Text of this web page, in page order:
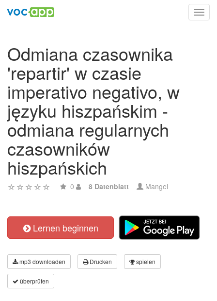
Odmiana czasownika
'repartir' w czasie
imperativo negativo, w
języku hiszpańskim -
odmiana regularnych
czasowników
hiszpańskich
0 8 Datenblatt Mangel
Lernen beginnen
mp3 downloaden Drucken spielen
überprüfen